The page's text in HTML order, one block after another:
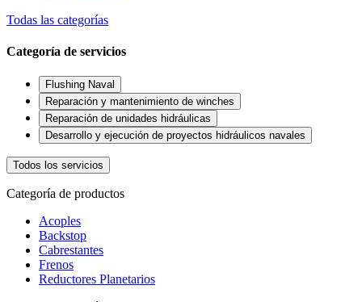
Todas las categorías
Categoría de servicios
Flushing Naval
Reparación y mantenimiento de winches
Reparación de unidades hidráulicas
Desarrollo y ejecución de proyectos hidráulicos navales
Todos los servicios
Categoría de productos
Acoples
Backstop
Cabrestantes
Frenos
Reductores Planetarios